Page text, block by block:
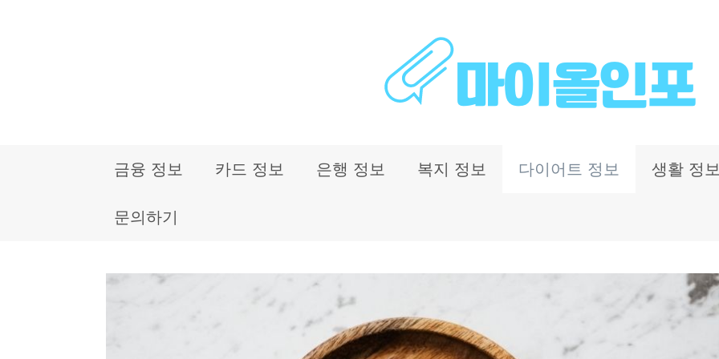
금융 정보 카드 정보 은행 정보 복지 정보 다이어트 정보 생활 정보
문의하기